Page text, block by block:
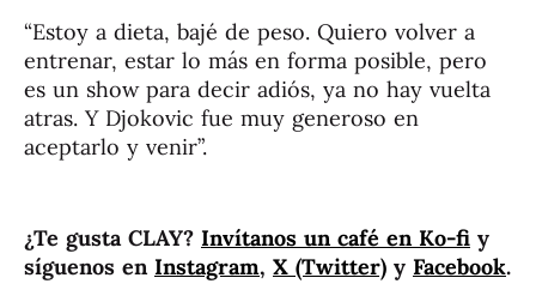
“Estoy a dieta, bajé de peso. Quiero volver a
entrenar, estar lo más en forma posible, pero
es un show para decir adiós, ya no hay vuelta
atras. Y Djokovic fue muy generoso en
aceptarlo y venir”.
¿Te gusta CLAY? Invítanos un café en Ko-fi y
síguenos en Instagram, X (Twitter) y Facebook.